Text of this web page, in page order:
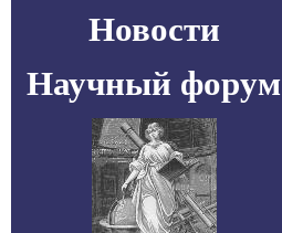
Новости
Научный форум